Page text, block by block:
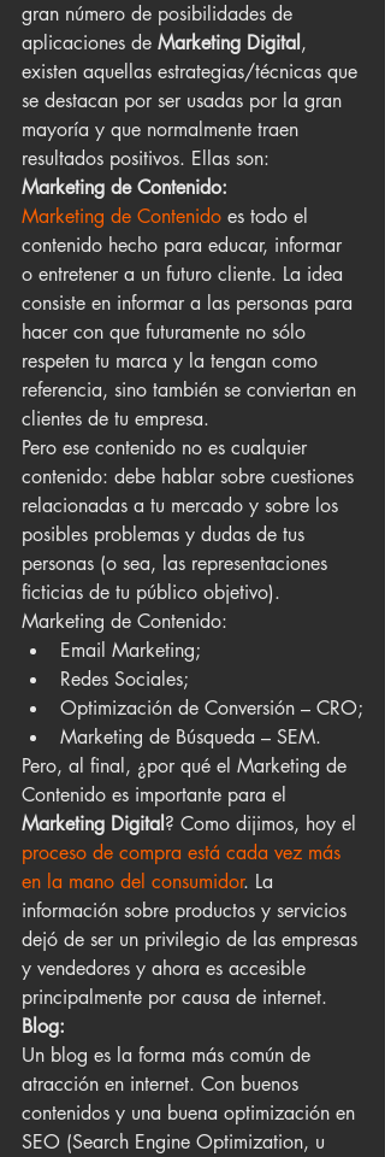
gran número de posibilidades de
aplicaciones de Marketing Digital ,
existen aquellas estrategias/técnicas que
se destacan por ser usadas por la gran
mayoría y que normalmente traen
resultados positivos. Ellas son:
Marketing de Contenido:
Marketing de Contenido es todo el
contenido hecho para educar, informar
o entretener a un futuro cliente. La idea
consiste en informar a las personas para
hacer con que futuramente no sólo
respeten tu marca y la tengan como
referencia, sino también se conviertan en
clientes de tu empresa.
Pero ese contenido no es cualquier
contenido: debe hablar sobre cuestiones
relacionadas a tu mercado y sobre los
posibles problemas y dudas de tus
personas (o sea, las representaciones
ficticias de tu público objetivo).
Marketing de Contenido:
Email Marketing;
Redes Sociales;
Optimización de Conversión – CRO;
Marketing de Búsqueda – SEM.
Pero, al final, ¿por qué el Marketing de
Contenido es importante para el
Marketing Digital ? Como dijimos, hoy el
proceso de compra está cada vez más
en la mano del consumidor. La
información sobre productos y servicios
dejó de ser un privilegio de las empresas
y vendedores y ahora es accesible
principalmente por causa de internet.
Blog:
Un blog es la forma más común de
atracción en internet. Con buenos
contenidos y una buena optimización en
SEO (Search Engine Optimization, u